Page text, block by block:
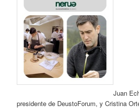
Juan
presidente de DeustoForum, y Cristina